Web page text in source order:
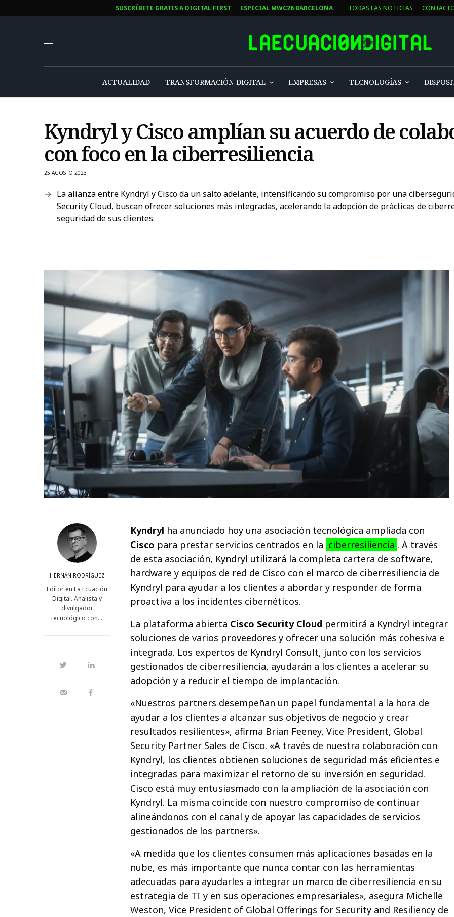
SUSCRÍBETE GRATIS A DIGITAL FIRST ESPECIAL MWC26 BARCELONA TODAS LAS NOTICIAS
ACTUALIDAD TRANSFORMACIÓN DIGITAL EMPRESAS TECNOLOGÍAS
Kyndryl y Cisco amplían su acuerdo de
con foco en la ciberresiliencia
25 AGOSTO 2023
La alianza entre Kyndryl y Cisco da un salto adelante, intensificando su compromiso por una
Security Cloud, buscan ofrecer soluciones más integradas, acelerando la adopción de prácticas de
seguridad de sus clientes.
HERNÁN RODRÍGUEZ
Editor en La Ecuación
Digital. Analista y
divulgador
tecnológico con…
Kyndryl ha anunciado hoy una asociación tecnológica ampliada con
Cisco para prestar servicios centrados en la ciberresiliencia . A través
de esta asociación, Kyndryl utilizará la completa cartera de software,
hardware y equipos de red de Cisco con el marco de ciberresiliencia de
Kyndryl para ayudar a los clientes a abordar y responder de forma
proactiva a los incidentes cibernéticos.
La plataforma abierta Cisco Security Cloud permitirá a Kyndryl integrar
soluciones de varios proveedores y ofrecer una solución más cohesiva e
integrada. Los expertos de Kyndryl Consult, junto con los servicios
gestionados de ciberresiliencia, ayudarán a los clientes a acelerar su
adopción y a reducir el tiempo de implantación.
«Nuestros partners desempeñan un papel fundamental a la hora de
ayudar a los clientes a alcanzar sus objetivos de negocio y crear
resultados resilientes», afirma Brian Feeney, Vice President, Global
Security Partner Sales de Cisco. «A través de nuestra colaboración con
Kyndryl, los clientes obtienen soluciones de seguridad más eficientes e
integradas para maximizar el retorno de su inversión en seguridad.
Cisco está muy entusiasmado con la ampliación de la asociación con
Kyndryl. La misma coincide con nuestro compromiso de continuar
alineándonos con el canal y de apoyar las capacidades de servicios
gestionados de los partners».
«A medida que los clientes consumen más aplicaciones basadas en la
nube, es más importante que nunca contar con las herramientas
adecuadas para ayudarles a integrar un marco de ciberresiliencia en su
estrategia de TI y en sus operaciones empresariales», asegura Michelle
Weston, Vice President of Global Offerings for Security and Resiliency de